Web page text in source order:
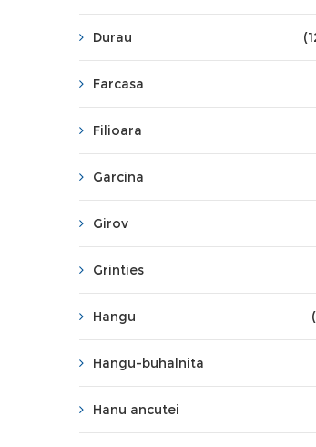
Durau
Farcasa
Filioara
Garcina
Girov
Grinties
Hangu
Hangu-buhalnita
Hanu ancutei